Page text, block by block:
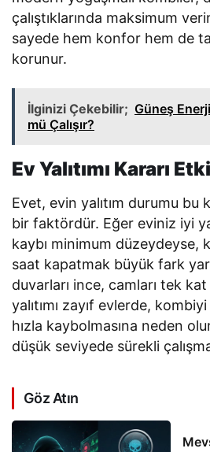
çalıştıklarında maksimum
sayede hem konfor hem de
korunur.
İlginizi Çekebilir; Güneş
mü Çalışır?
Ev Yalıtımı Kararı
Evet, evin yalıtım durumu bu
bir faktördür. Eğer eviniz iyi
kaybı minimum düzeydeyse,
saat kapatmak büyük fark
duvarları ince, camları tek
yalıtımı zayıf evlerde, kombiyi
hızla kaybolmasına neden
düşük seviyede sürekli
Göz Atın